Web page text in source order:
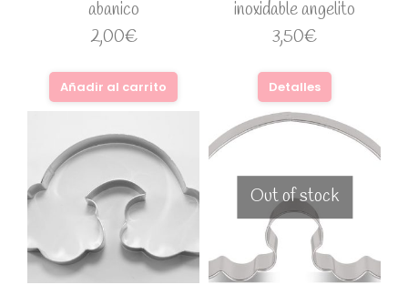
abanico
2,00€
Añadir al carrito
inoxidable angelito
3,50€
Detalles
Out of stock